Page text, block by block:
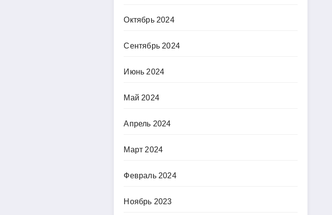
Октябрь 2024
Сентябрь 2024
Июнь 2024
Май 2024
Апрель 2024
Март 2024
Февраль 2024
Ноябрь 2023